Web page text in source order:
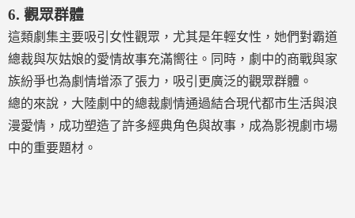
6. 觀眾群體
這類劇集主要吸引女性觀眾，尤其是年輕女性，她們對霸道
總裁與灰姑娘的愛情故事充滿嚮往。同時，劇中的商戰與家
族紛爭也為劇情增添了張力，吸引更廣泛的觀眾群體。
總的來說，大陸劇中的總裁劇情通過結合現代都市生活與浪
漫愛情，成功塑造了許多經典角色與故事，成為影視劇市場
中的重要題材。